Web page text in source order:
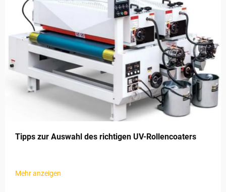
Tipps zur Auswahl des richtigen UV-Rollencoaters
Mehr anzeigen